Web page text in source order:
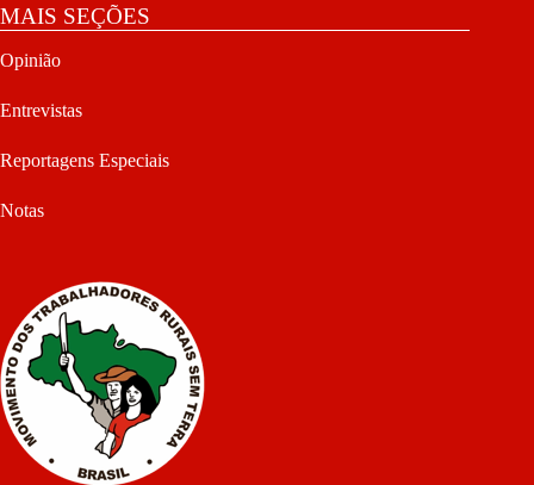
MAIS SEÇÕES
Opinião
Entrevistas
Reportagens Especiais
Notas